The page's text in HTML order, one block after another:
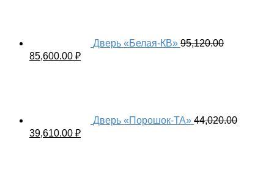
Дверь «Белая-КВ» 95,120.00
85,600.00 ₽
Дверь «Порошок-ТА» 44,020.00
39,610.00 ₽